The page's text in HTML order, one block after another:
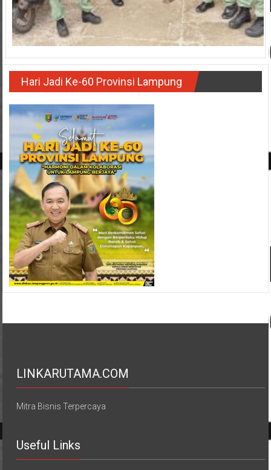
Hari Jadi Ke-60 Provinsi Lampung
LINKARUTAMA.COM
Mitra Bisnis Terpercaya
Useful Links